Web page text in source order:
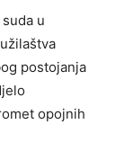
u
postojanja
opojnih